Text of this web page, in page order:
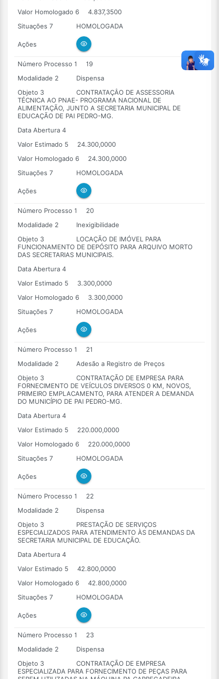
Valor Homologado 6
4.837,3500
Situações 7
HOMOLOGADA
Ações
Número Processo 1
19
Modalidade 2
Dispensa
Objeto 3
CONTRATAÇÂO DE ASSESSORIA
TÉCNICA AO PNAE- PROGRAMA NACIONAL DE
ALIMENTAÇÃO, JUNTO A SECRETARIA MUNICIPAL DE
EDUCAÇÃO DE PAI PEDRO-MG.
Data Abertura 4
Valor Estimado 5
24.300,0000
Valor Homologado 6
24.300,0000
Situações 7
HOMOLOGADA
Ações
Número Processo 1
20
Modalidade 2
Inexigibilidade
Objeto 3
LOCAÇÃO DE IMÓVEL PARA
FUNCIONAMENTO DE DEPÓSITO PARA ARQUIVO MORTO
DAS SECRETARIAS MUNICIPAIS.
Data Abertura 4
Valor Estimado 5
3.300,0000
Valor Homologado 6
3.300,0000
Situações 7
HOMOLOGADA
Ações
Número Processo 1
21
Modalidade 2
Adesão a Registro de Preços
Objeto 3
CONTRATAÇÃO DE EMPRESA PARA
FORNECIMENTO DE VEÍCULOS DIVERSOS 0 KM, NOVOS,
PRIMEIRO EMPLACAMENTO, PARA ATENDER A DEMANDA
DO MUNICÍPIO DE PAI PEDRO-MG.
Data Abertura 4
Valor Estimado 5
220.000,0000
Valor Homologado 6
220.000,0000
Situações 7
HOMOLOGADA
Ações
Número Processo 1
22
Modalidade 2
Dispensa
Objeto 3
PRESTAÇÃO DE SERVIÇOS
ESPECIALIZADOS PARA ATENDIMENTO ÀS DEMANDAS DA
SECRETARIA MUNICIPAL DE EDUCAÇÃO.
Data Abertura 4
Valor Estimado 5
42.800,0000
Valor Homologado 6
42.800,0000
Situações 7
HOMOLOGADA
Ações
Número Processo 1
23
Modalidade 2
Dispensa
Objeto 3
CONTRATAÇÃO DE EMPRESA
ESPECIALIZADA PARA FORNECIMENTO DE PEÇAS PARA